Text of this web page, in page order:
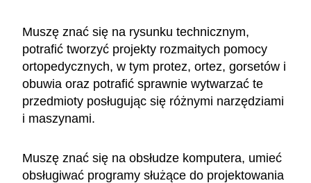
Muszę znać się na rysunku technicznym,
potrafić tworzyć projekty rozmaitych pomocy
ortopedycznych, w tym protez, ortez, gorsetów i
obuwia oraz potrafić sprawnie wytwarzać te
przedmioty posługując się różnymi narzędziami
i maszynami.
Muszę znać się na obsłudze komputera, umieć
obsługiwać programy służące do projektowania